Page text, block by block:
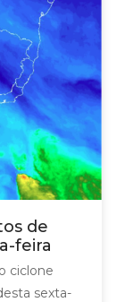
de
feira
ciclone
sexta-